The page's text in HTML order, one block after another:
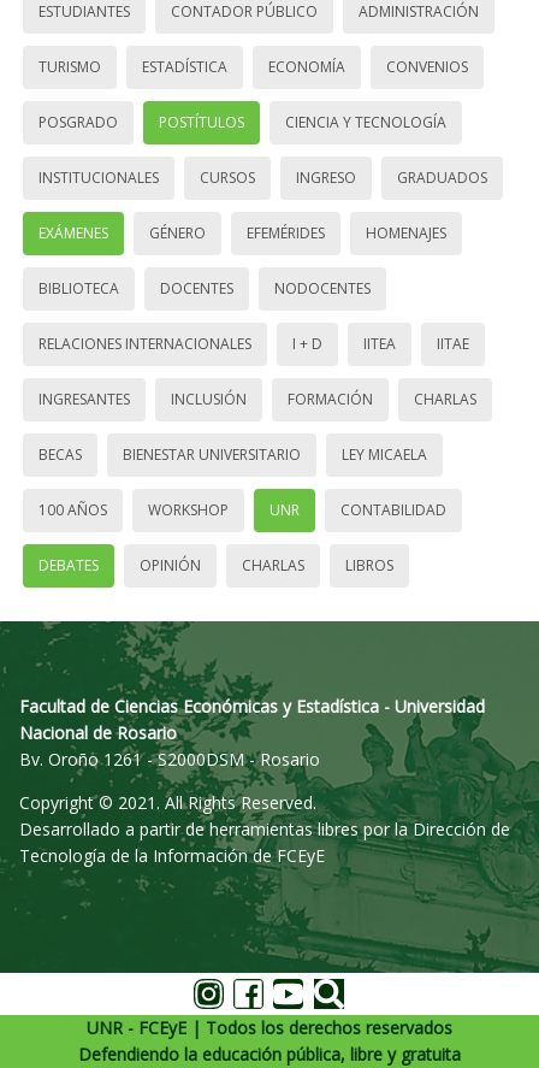
ESTUDIANTES CONTADOR PÚBLICO ADMINISTRACIÓN
TURISMO ESTADÍSTICA ECONOMÍA CONVENIOS
POSGRADO POSTÍTULOS CIENCIA Y TECNOLOGÍA
INSTITUCIONALES CURSOS INGRESO GRADUADOS
EXÁMENES GÉNERO EFEMÉRIDES HOMENAJES
BIBLIOTECA DOCENTES NODOCENTES
RELACIONES INTERNACIONALES I + D IITEA IITAE
INGRESANTES INCLUSIÓN FORMACIÓN CHARLAS
BECAS BIENESTAR UNIVERSITARIO LEY MICAELA
100 AÑOS WORKSHOP UNR CONTABILIDAD
DEBATES OPINIÓN CHARLAS LIBROS
Facultad de Ciencias Económicas y Estadística - Universidad
Nacional de Rosario
Bv. Oroño 1261 - S2000DSM - Rosario
Copyright © 2021. All Rights Reserved.
Desarrollado a partir de herramientas libres por la Dirección de
Tecnología de la Información de FCEyE
UNR - FCEyE | Todos los derechos reservados
Defendiendo la educación pública, libre y gratuita